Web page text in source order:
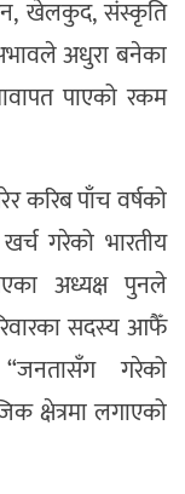
खेलकुद, संस्कृति
अधुरा बनेका
पाएको रकम
करिब पाँच वर्षको
गरेको भारतीय
अध्यक्ष पुनले
सदस्य आफैँ
गरेको
क्षेत्रमा लगाएको